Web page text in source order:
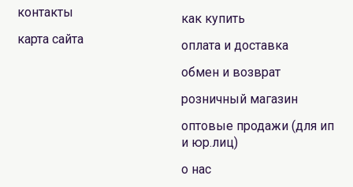
контакты
карта сайта
как купить
оплата и доставка
обмен и возврат
розничный магазин
оптовые продажи (для ип
и юр.лиц)
о нас